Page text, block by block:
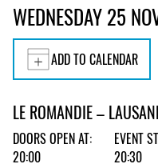
WEDNESDAY 25
ADD TO CALENDAR
LE ROMANDIE –
DOORS OPEN AT:
20:00
EVENT
20:30